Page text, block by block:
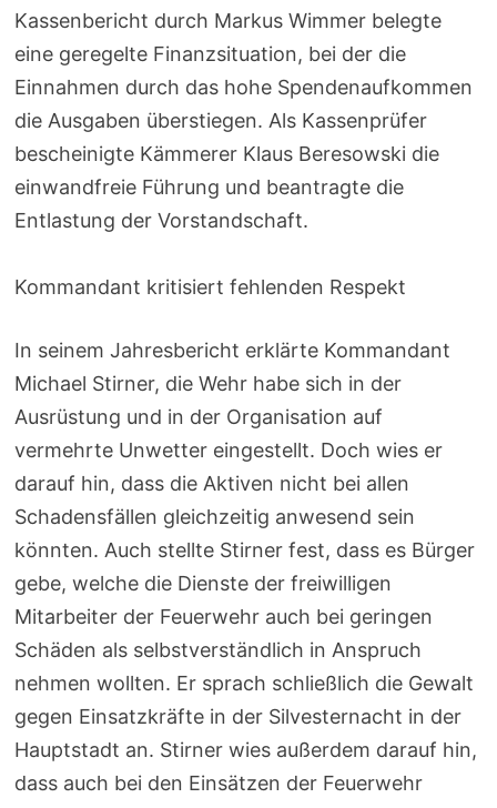
Kassenbericht durch Markus Wimmer belegte
eine geregelte Finanzsituation, bei der die
Einnahmen durch das hohe Spendenaufkommen
die Ausgaben überstiegen. Als Kassenprüfer
bescheinigte Kämmerer Klaus Beresowski die
einwandfreie Führung und beantragte die
Entlastung der Vorstandschaft.
Kommandant kritisiert fehlenden Respekt
In seinem Jahresbericht erklärte Kommandant
Michael Stirner, die Wehr habe sich in der
Ausrüstung und in der Organisation auf
vermehrte Unwetter eingestellt. Doch wies er
darauf hin, dass die Aktiven nicht bei allen
Schadensfällen gleichzeitig anwesend sein
könnten. Auch stellte Stirner fest, dass es Bürger
gebe, welche die Dienste der freiwilligen
Mitarbeiter der Feuerwehr auch bei geringen
Schäden als selbstverständlich in Anspruch
nehmen wollten. Er sprach schließlich die Gewalt
gegen Einsatzkräfte in der Silvesternacht in der
Hauptstadt an. Stirner wies außerdem darauf hin,
dass auch bei den Einsätzen der Feuerwehr